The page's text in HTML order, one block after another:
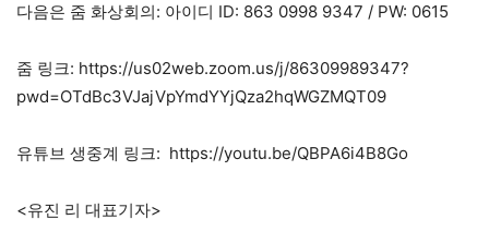
다음은 줌 화상회의: 아이디 ID: 863 0998 9347 / PW: 0615
줌 링크: https://us02web.zoom.us/j/86309989347?
pwd=OTdBc3VJajVpYmdYYjQza2hqWGZMQT09
유튜브 생중계 링크: https://youtu.be/QBPA6i4B8Go
<유진 리 대표기자>